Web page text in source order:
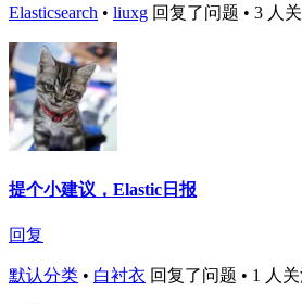
Elasticsearch • liuxg 回复了问题 • 3 人
提个小建议，Elastic日报
回复
默认分类 • 白衬衣 回复了问题 • 1 人